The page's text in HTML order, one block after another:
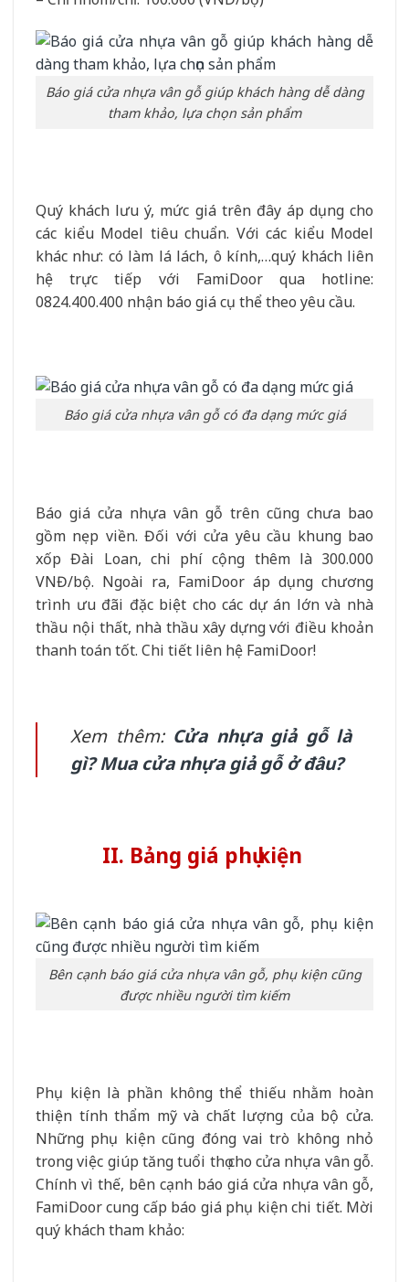
Báo giá cửa nhựa vân gỗ giúp khách hàng dễ dàng
tham khảo, lựa chọn sản phẩm
Quý khách lưu ý, mức giá trên đây áp dụng cho
các kiểu Model tiêu chuẩn. Với các kiểu Model
khác như: có làm lá lách, ô kính,…quý khách liên
hệ trực tiếp với FamiDoor qua hotline:
0824.400.400 nhận báo giá cụ thể theo yêu cầu.
Báo giá cửa nhựa vân gỗ có đa dạng mức giá
Báo giá cửa nhựa vân gỗ trên cũng chưa bao
gồm nẹp viền. Đối với cửa yêu cầu khung bao
xốp Đài Loan, chi phí cộng thêm là 300.000
VNĐ/bộ. Ngoài ra, FamiDoor áp dụng chương
trình ưu đãi đặc biệt cho các dự án lớn và nhà
thầu nội thất, nhà thầu xây dựng với điều khoản
thanh toán tốt. Chi tiết liên hệ FamiDoor!
Xem thêm: Cửa nhựa giả gỗ là
gì? Mua cửa nhựa giả gỗ ở đâu?
II. Bảng giá phụ kiện
Bên cạnh báo giá cửa nhựa vân gỗ, phụ kiện cũng
được nhiều người tìm kiếm
Phụ kiện là phần không thể thiếu nhằm hoàn
thiện tính thẩm mỹ và chất lượng của bộ cửa.
Những phụ kiện cũng đóng vai trò không nhỏ
trong việc giúp tăng tuổi thọ cho cửa nhựa vân gỗ.
Chính vì thế, bên cạnh báo giá cửa nhựa vân gỗ,
FamiDoor cung cấp báo giá phụ kiện chi tiết. Mời
quý khách tham khảo: